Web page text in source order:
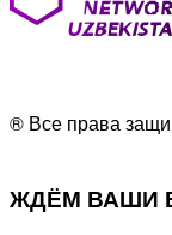
® Все права
ЖДЁМ ВАШИ